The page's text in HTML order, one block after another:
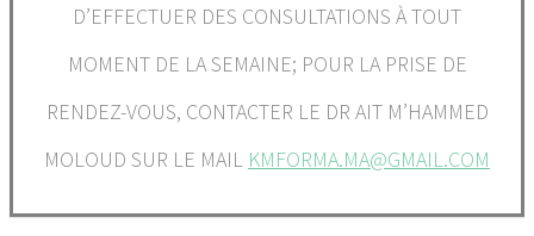
contenuD’EFFECTUER DES CONSULTATIONS À TOUT
MOMENT DE LA SEMAINE; POUR LA PRISE DE
RENDEZ-VOUS, CONTACTER LE DR AIT M’HAMMED
MOLOUD SUR LE MAIL KMFORMA.MA@GMAIL.COM